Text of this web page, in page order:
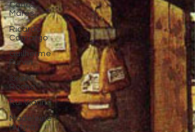
Carlos
Marés
Ricardo
Camargo
Guilherme
Purvin
Ibraim
Rocha
Rui Vianna
Madeleine
Hutyra